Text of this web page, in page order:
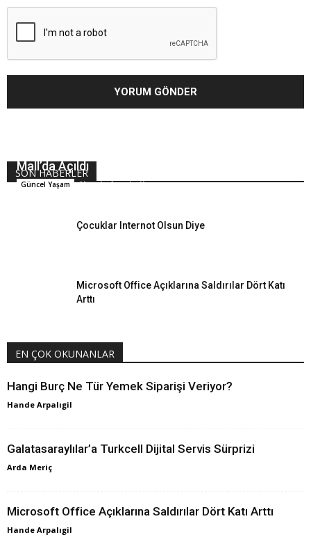
SON HABERLER
Mall’da Açıldı
Güncel Yaşam Hande Arpalıgil
Çocuklar Internot Olsun Diye
Microsoft Office Açıklarına Saldırılar Dört Katı
Arttı
EN ÇOK OKUNANLAR
Hangi Burç Ne Tür Yemek Siparişi Veriyor?
Hande Arpalıgil
Galatasaraylılar’a Turkcell Dijital Servis Sürprizi
Arda Meriç
Microsoft Office Açıklarına Saldırılar Dört Katı Arttı
Hande Arpalıgil